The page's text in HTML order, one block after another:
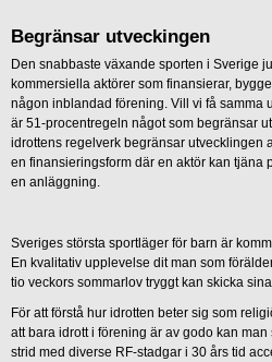
Begränsar utveckingen
Den snabbaste växande sporten i Sverige
kommersiella aktörer som finansierar,
någon inblandad förening. Vill vi få samma
är 51-procentregeln något som begränsar
idrottens regelverk begränsar utvecklingen
en finansieringsform där en aktör kan tjäna
en anläggning.
Sveriges största sportläger för barn är
En kvalitativ upplevelse dit man som
tio veckors sommarlov tryggt kan skicka
För att förstå hur idrotten beter sig som
att bara idrott i förening är av godo kan
strid med diverse RF-stadgar i 30 års tid